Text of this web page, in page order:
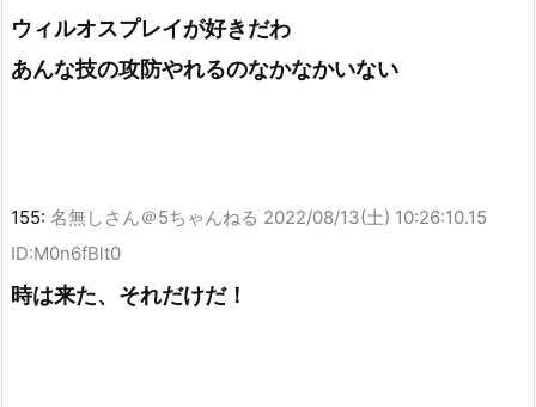
ウィルオスプレイが好きだわ
あんな技の攻防やれるのなかなかいない
155: 名無しさん＠5ちゃんねる 2022/08/13(土) 10:26:10.15
ID:M0n6fBlt0
時は来た、それだけだ！